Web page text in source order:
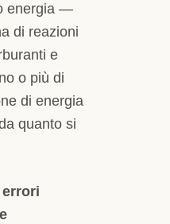
energia —
di reazioni
e
o più di
di energia
quanto si
errori